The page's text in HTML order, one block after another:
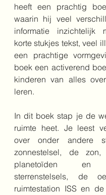
heeft een prachtig
waarin hij veel
informatie inzichtelijk
korte stukjes tekst, veel
een prachtige
boek een activerend
kinderen van alles
leren.
In dit boek stap je de
ruimte heet. Je leest
over onder andere
zonnestelsel, de
planetoïden en
sterrenstelsels, de
ruimtestation ISS en de